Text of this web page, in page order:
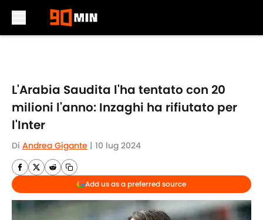
L'Arabia Saudita l'ha tentato con 20
milioni l'anno: Inzaghi ha rifiutato per
l'Inter
Di Andrea Gigante | 10 lug 2024
Add us as a preferred source